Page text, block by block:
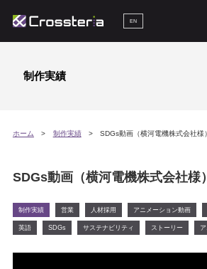
EN
制作実績
ホーム 制作実績 SDGs動画（横河電機株式会社様）
SDGs動画（横河電機株式会社様）
制作実績 営業 人材採用 アニメーション動画
英語 SDGs サステナビリティ ストーリー